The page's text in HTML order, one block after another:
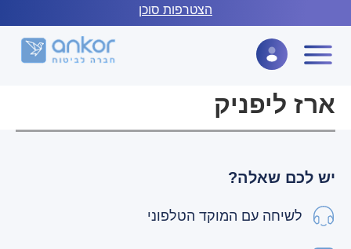
הצטרפות סוכן
ארז ליפניק
יש לכם שאלה?
לשיחה עם המוקד הטלפוני